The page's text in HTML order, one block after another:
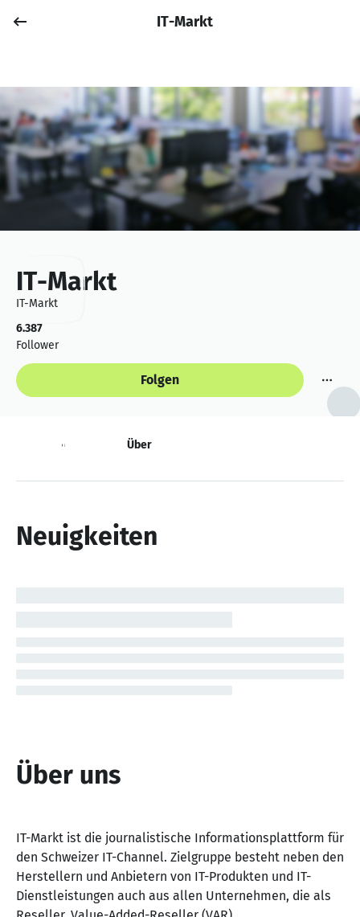
IT-Markt
IT-Markt
IT-Markt
6.387
Follower
Folgen
Neuigkeiten Über
Neuigkeiten
Über uns
IT-Markt ist die journalistische Informationsplattform für
den Schweizer IT-Channel. Zielgruppe besteht neben den
Herstellern und Anbietern von IT-Produkten und IT-
Dienstleistungen auch aus allen Unternehmen, die als